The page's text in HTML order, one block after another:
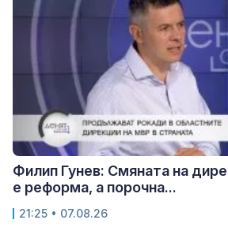
Филип Гунев: Смяната на
е реформа, а порочна...
21:25 • 07.08.26